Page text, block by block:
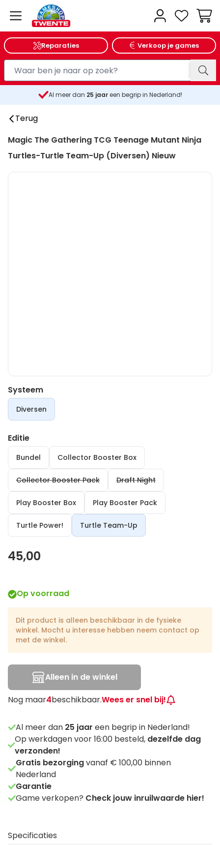
Reparaties Verkoop je games
Al meer dan 25 jaareen begrip in Nederland!
Terug
Magic The Gathering TCG Teenage Mutant Ninja
Turtles-Turtle Team-Up (Diversen) Nieuw
Systeem
Diversen
Editie
Bundel Collector Booster Box
Collector Booster Pack Draft Night
Play Booster Box Play Booster Pack
Turtle Power! Turtle Team-Up
45,00
Op voorraad
Dit product is alleen beschikbaar in de fysieke
winkel. Mocht u interesse hebben neem contact op
met de winkel.
Alleen in de winkel
Nog maar4beschikbaar.Wees er snel bij!
Al meer dan 25 jaar een begrip in Nederland!
Op werkdagen voor 16:00 besteld, dezelfde dag
verzonden!
Gratis bezorgingvanaf € 100,00 binnen
Nederland
Garantie
Game verkopen? Check jouw inruilwaarde hier!
Specificaties